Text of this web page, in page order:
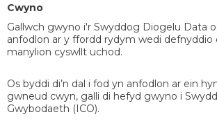
Cwyno
Gallwch gwyno i'r Swyddog Diogelu Data
anfodlon ar y ffordd rydym wedi defnyddio
manylion cyswllt uchod.
Os byddi di’n dal i fod yn anfodlon ar ein
gwneud cwyn, galli di hefyd gwyno i
Gwybodaeth (ICO).